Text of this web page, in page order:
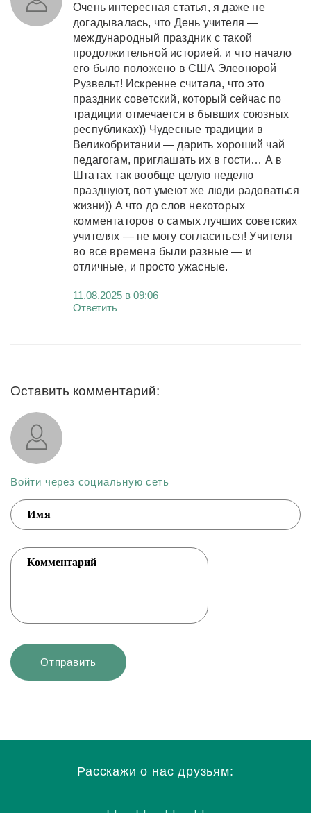
Очень интересная статья, я даже не
догадывалась, что День учителя —
международный праздник с такой
продолжительной историей, и что начало
его было положено в США Элеонорой
Рузвельт! Искренне считала, что это
праздник советский, который сейчас по
традиции отмечается в бывших союзных
республиках)) Чудесные традиции в
Великобритании — дарить хороший чай
педагогам, приглашать их в гости… А в
Штатах так вообще целую неделю
празднуют, вот умеют же люди радоваться
жизни)) А что до слов некоторых
комментаторов о самых лучших советских
учителях — не могу согласиться! Учителя
во все времена были разные — и
отличные, и просто ужасные.
11.08.2025 в 09:06
Ответить
Оставить комментарий:
Войти через социальную сеть
Расскажи о нас друзьям: